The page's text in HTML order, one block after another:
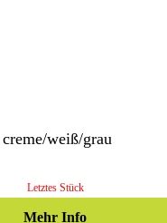
weiß/grau
Letztes Stück
Mehr Info